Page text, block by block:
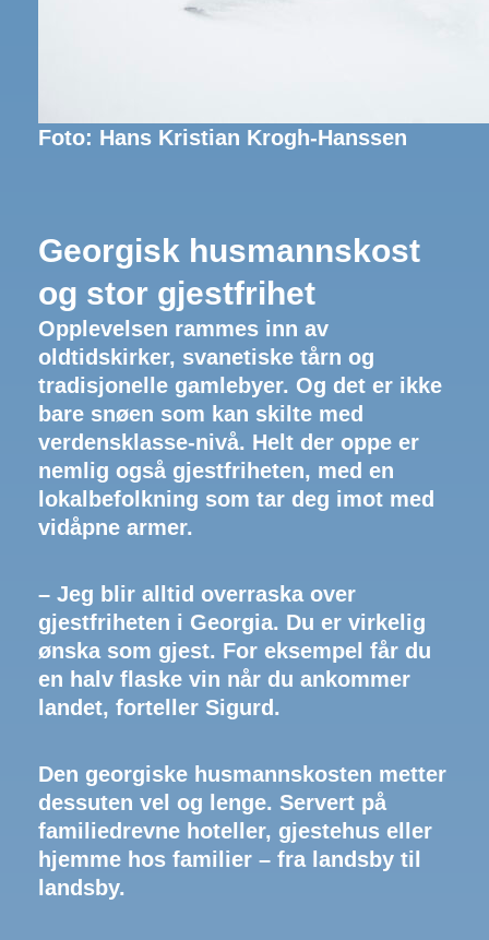
Foto: Hans Kristian Krogh-Hanssen
Georgisk husmannskost
og stor gjestfrihet
Opplevelsen rammes inn av
oldtidskirker, svanetiske tårn og
tradisjonelle gamlebyer. Og det er ikke
bare snøen som kan skilte med
verdensklasse-nivå. Helt der oppe er
nemlig også gjestfriheten, med en
lokalbefolkning som tar deg imot med
vidåpne armer.
– Jeg blir alltid overraska over
gjestfriheten i Georgia. Du er virkelig
ønska som gjest. For eksempel får du
en halv flaske vin når du ankommer
landet, forteller Sigurd.
Den georgiske husmannskosten metter
dessuten vel og lenge. Servert på
familiedrevne hoteller, gjestehus eller
hjemme hos familier – fra landsby til
landsby.